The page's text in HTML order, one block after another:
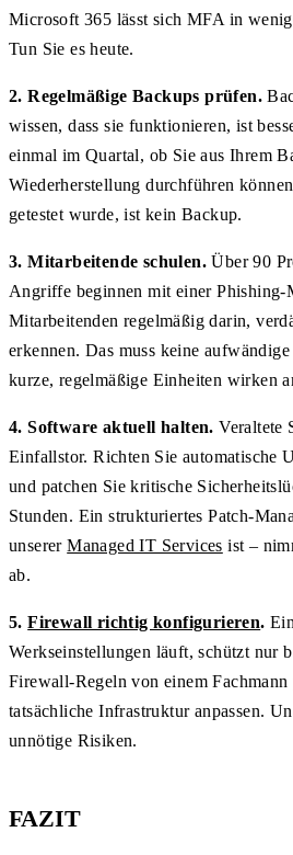
Microsoft 365 lässt sich MFA in
Tun Sie es heute.
2. Regelmäßige Backups prüfen.
wissen, dass sie funktionieren, ist
einmal im Quartal, ob Sie aus Ihrem
Wiederherstellung durchführen
getestet wurde, ist kein Backup.
3. Mitarbeitende schulen. Über 90
Angriffe beginnen mit einer Phishing-
Mitarbeitenden regelmäßig darin,
erkennen. Das muss keine
kurze, regelmäßige Einheiten wirken
4. Software aktuell halten. Veraltete
Einfallstor. Richten Sie automatische
und patchen Sie kritische
Stunden. Ein strukturiertes Patch-
unsererManaged IT Services ist –
ab.
5.Firewall richtig konfigurieren.
Werkseinstellungen läuft, schützt nur
Firewall-Regeln von einem
tatsächliche Infrastruktur anpassen.
unnötige Risiken.
FAZIT